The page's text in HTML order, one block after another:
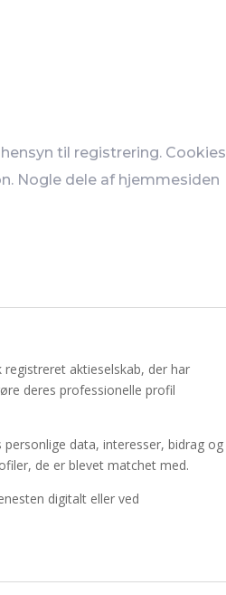
til registrering. Cookies
Nogle dele af hjemmesiden
registreret aktieselskab, der har
deres professionelle profil
data, interesser, bidrag og
de er blevet matchet med.
digitalt eller ved